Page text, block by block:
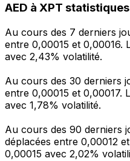
AED à XPT statistiques
Au cours des 7 derniers
entre 0,00015 et 0,00016.
avec 2,43% volatilité.
Au cours des 30 derniers
entre 0,00015 et 0,00017.
avec 1,78% volatilité.
Au cours des 90 derniers
déplacées entre 0,00012
0,00015 avec 2,02%